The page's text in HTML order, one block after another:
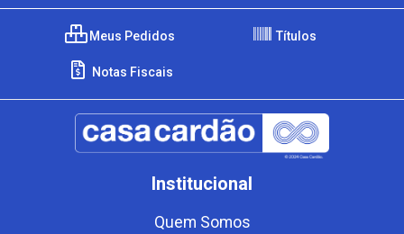
Meus Pedidos Títulos
Notas Fiscais
Institucional
Quem Somos